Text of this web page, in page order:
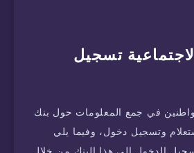
تسجيل
في جمع المعلومات حول بنك
وتسجيل دخول، وفيما يلي